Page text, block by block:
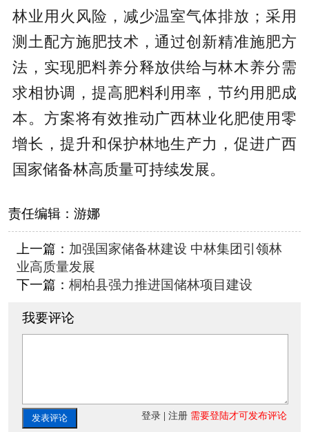
林业用火风险，减少温室气体排放；采用
测土配方施肥技术，通过创新精准施肥方
法，实现肥料养分释放供给与林木养分需
求相协调，提高肥料利用率，节约用肥成
本。方案将有效推动广西林业化肥使用零
增长，提升和保护林地生产力，促进广西
国家储备林高质量可持续发展。
责任编辑： 游娜
上一篇： 加强国家储备林建设 中林集团引领林
业高质量发展
下一篇： 桐柏县强力推进国储林项目建设
我要评论
发表评论 登录 |注册 需要登陆才可发布评论